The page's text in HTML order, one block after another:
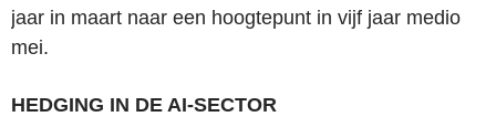
jaar in maart naar een hoogtepunt in vijf jaar medio
mei.
HEDGING IN DE AI-SECTOR